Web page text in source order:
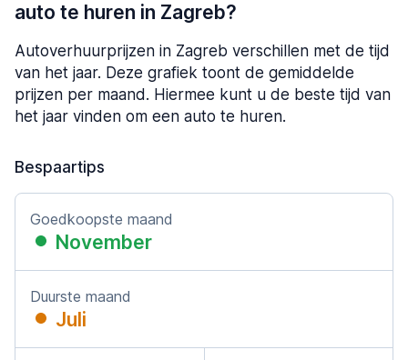
auto te huren in Zagreb?
Autoverhuurprijzen in Zagreb verschillen met de tijd
van het jaar. Deze grafiek toont de gemiddelde
prijzen per maand. Hiermee kunt u de beste tijd van
het jaar vinden om een auto te huren.
Bespaartips
Goedkoopste maand
November
Duurste maand
Juli